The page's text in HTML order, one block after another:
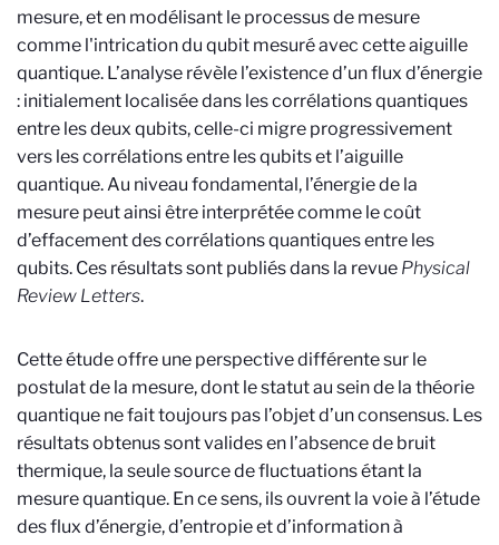
mesure, et en modélisant le processus de mesure
comme l'intrication du qubit mesuré avec cette aiguille
quantique. L’analyse révèle l’existence d’un flux d’énergie
: initialement localisée dans les corrélations quantiques
entre les deux qubits, celle-ci migre progressivement
vers les corrélations entre les qubits et l’aiguille
quantique. Au niveau fondamental, l’énergie de la
mesure peut ainsi être interprétée comme le coût
d’effacement des corrélations quantiques entre les
qubits. Ces résultats sont publiés dans la revue Physical
Review Letters.
Cette étude offre une perspective différente sur le
postulat de la mesure, dont le statut au sein de la théorie
quantique ne fait toujours pas l’objet d’un consensus. Les
résultats obtenus sont valides en l’absence de bruit
thermique, la seule source de fluctuations étant la
mesure quantique. En ce sens, ils ouvrent la voie à l’étude
des flux d’énergie, d’entropie et d’information à